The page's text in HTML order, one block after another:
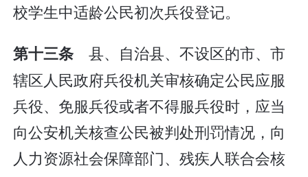
校学生中适龄公民初次兵役登记。
第十三条县、自治县、不设区的市、市
辖区人民政府兵役机关审核确定公民应服
兵役、免服兵役或者不得服兵役时，应当
向公安机关核查公民被判处刑罚情况，向
人力资源社会保障部门、残疾人联合会核